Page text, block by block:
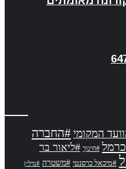
המקומי #החברה
#חינוך #ליאור בר
#מיכאל כרסנטי #משטרה #נדל״ן